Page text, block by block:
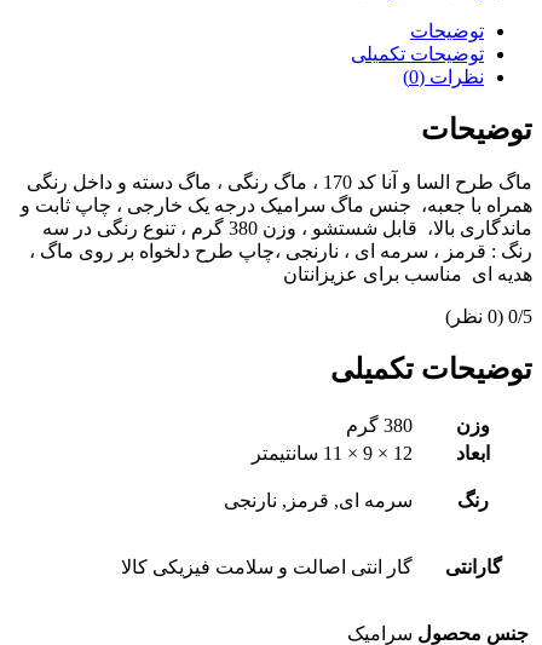
توضیحات
توضیحات تکمیلی
نظرات (0)
توضیحات
ماگ طرح السا و آنا کد 170 ، ماگ رنگی ، ماگ دسته و داخل رنگی
همراه با جعبه، جنس ماگ سرامیک درجه یک خارجی ، چاپ ثابت و
ماندگاری بالا، قابل شستشو ، وزن 380 گرم ، تنوع رنگی در سه
رنگ : قرمز ، سرمه ای ، نارنجی ،چاپ طرح دلخواه بر روی ماگ ،
هدیه ای مناسب برای عزیزانتان
‫0/5 ‫(0 نظر)
توضیحات تکمیلی
وزن
380 گرم
ابعاد
12 × 9 × 11 سانتیمتر
رنگ سرمه ای, قرمز, نارنجی
گارانتی گار انتی اصالت و سلامت فیزیکی کالا
جنس محصول سرامیک